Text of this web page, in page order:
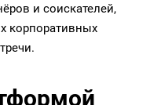
и соискателей,
корпоративных